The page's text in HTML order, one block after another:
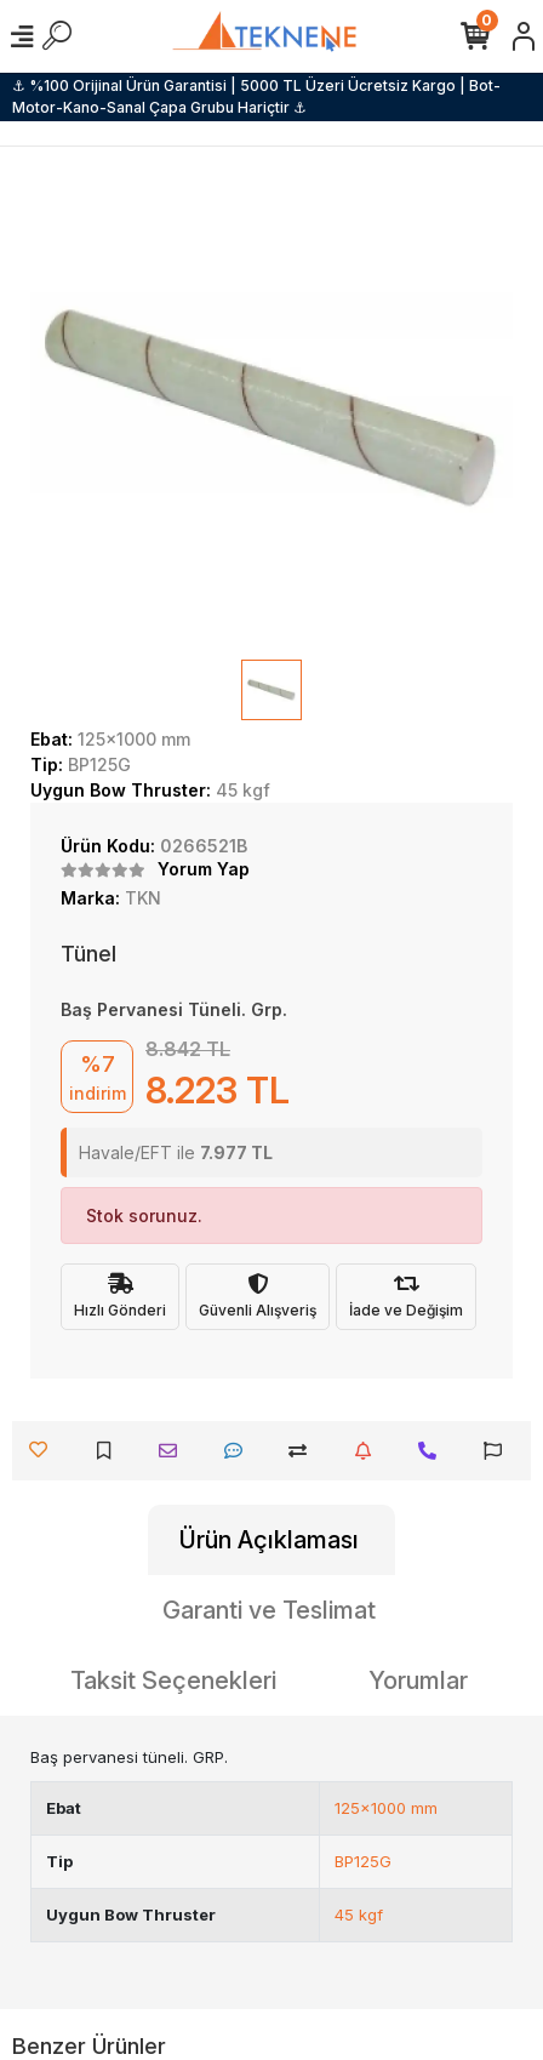
⚓ %100 Orijinal Ürün Garantisi | 5000 TL Üzeri Ücretsiz Kargo | Bot-
Motor-Kano-Sanal Çapa Grubu Hariçtir ⚓
0
Ebat: 125x1000 mm
Tip: BP125G
Uygun Bow Thruster: 45 kgf
Ürün Kodu: 0266521B
Yorum Yap
Marka: TKN
Tünel
Baş Pervanesi Tüneli. Grp.
%7
indirim
8.842 TL
8.223 TL
Havale/EFT ile 7.977 TL
Stok sorunuz.
Hızlı Gönderi Güvenli Alışveriş İade ve Değişim
Ürün Açıklaması
Garanti ve Teslimat
Taksit Seçenekleri Yorumlar
Baş pervanesi tüneli. GRP.
Ebat 125x1000 mm
Tip BP125G
Uygun Bow Thruster 45 kgf
Benzer Ürünler